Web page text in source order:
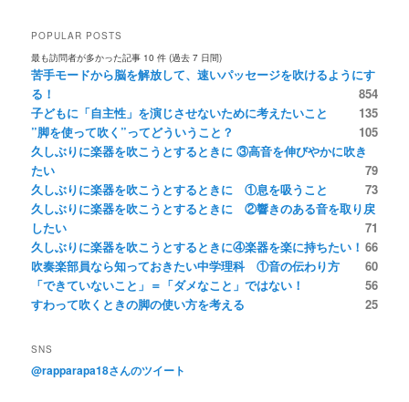
POPULAR POSTS
最も訪問者が多かった記事 10 件 (過去 7 日間)
苦手モードから脳を解放して、速いパッセージを吹けるようにす
る！
854
子どもに「自主性」を演じさせないために考えたいこと
135
”脚を使って吹く”ってどういうこと？
105
久しぶりに楽器を吹こうとするときに ③高音を伸びやかに吹き
たい
79
久しぶりに楽器を吹こうとするときに ①息を吸うこと
73
久しぶりに楽器を吹こうとするときに ②響きのある音を取り戻
したい
71
久しぶりに楽器を吹こうとするときに④楽器を楽に持ちたい！ 66
吹奏楽部員なら知っておきたい中学理科 ①音の伝わり方
60
「できていないこと」＝「ダメなこと」ではない！
56
すわって吹くときの脚の使い方を考える
25
SNS
@rapparapa18さんのツイート